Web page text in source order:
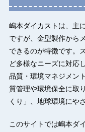
嶋本ダイカストは、主
ですが、金型製作から
できるのが特徴です。
ど多様なニーズに対応
品質・環境マネジメン
質管理や環境保全に取
くり」、地球環境にや
このサイトでは嶋本ダ